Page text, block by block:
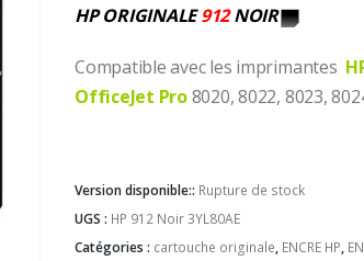
HP ORIGINALE912NOIR
Compatible avec les imprimantes
OfficeJet Pro8020, 8022, 8023,
Version disponible:: Rupture de stock
UGS : HP 912 Noir 3YL80AE
Catégories : cartouche originale, ENCRE HP,